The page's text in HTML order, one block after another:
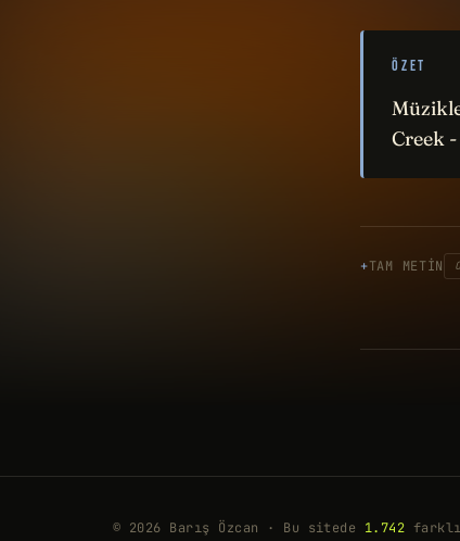
ÖZET
Creek
TAM METIN
© 2026 Barış Özcan · Bu sitede 1.742